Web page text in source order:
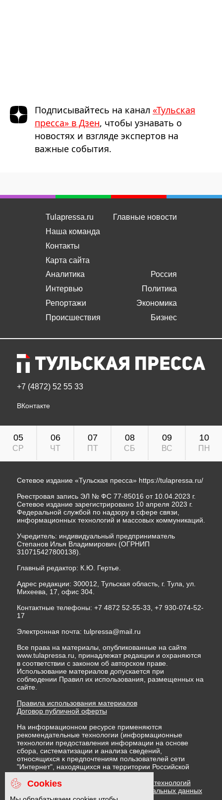
Подписывайтесь на канал «Тульская
пресса» в Дзен, чтобы узнавать о
новостях и взгляде экспертов на
важные события.
Tulapressa.ru
Наша команда
Контакты
Карта сайта
Главные новости
Аналитика
Интервью
Репортажи
Происшествия
Россия
Политика
Экономика
Бизнес
+7 (4872) 52 55 33
ВКонтакте
05
СР
06
ЧТ
07
ПТ
08
СБ
09
ВС
10
ПН
Сетевое издание «Тульская пресса» https://tulapressa.ru/
Реестровая запись ЭЛ № ФС 77-85016 от 10.04.2023 г.
Сетевое издание зарегистрировано 10 апреля 2023 г.
Федеральной службой по надзору в сфере связи,
информационных технологий и массовых коммуникаций.
Учредитель: индивидуальный предприниматель
Степанов Илья Владимирович (ОГРНИП
310715427800138).
Главный редактор: К.Ю. Гертье.
Адрес редакции: 300012, Тульская область, г. Тула, ул.
Михеева, 17, офис 304.
Контактные телефоны: +7 4872 52-55-33, +7 930-074-52-
17
Электронная почта: tulpressa@mail.ru
Все права на материалы, опубликованные на сайте
www.tulapressa.ru, принадлежат редакции и охраняются
в соответствии с законом об авторском праве.
Использование материалов допускается при
соблюдении Правил их использования, размещенных на
сайте.
Правила использования материалов
Договор публичной оферты
На информационном ресурсе применяются
рекомендательные технологии (информационные
технологии предоставления информации на основе
сбора, систематизации и анализа сведений,
относящихся к предпочтениям пользователей сети
"Интернет", находящихся на территории Российской
Федерации)
Правила применения рекомендательных технологий
Политика в отношении обработки персональных данных
Политика обработки файлов cookie
Cookies